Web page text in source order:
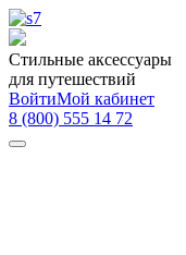
Стильные аксессуары
для путешествий
ВойтиМой кабинет
8 (800) 555 14 72